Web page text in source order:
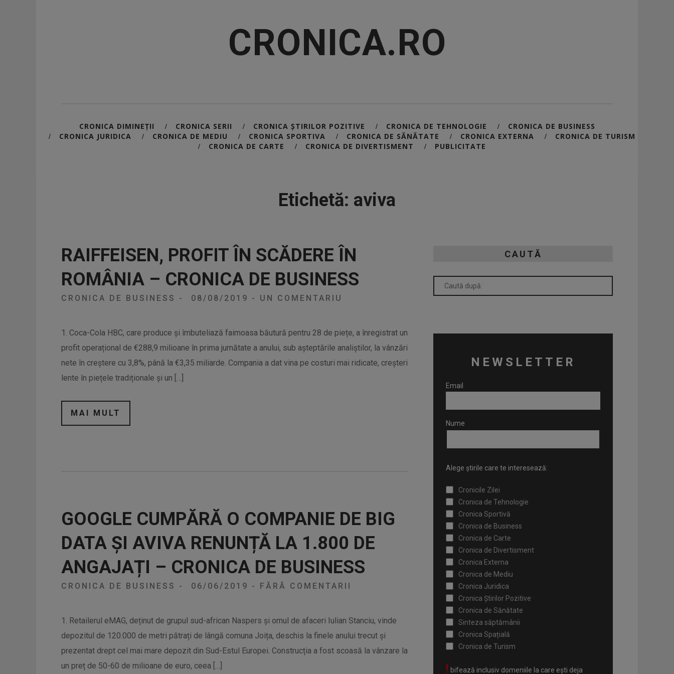
CRONICA.RO
CRONICA DIMINEȚII / CRONICA SERII / CRONICA ȘTIRILOR POZITIVE / CRONICA DE TEHNOLOGIE / CRONICA DE BUSINESS
/ CRONICA JURIDICA / CRONICA DE MEDIU / CRONICA SPORTIVA / CRONICA DE SĂNĂTATE / CRONICA EXTERNA / CRONICA DE TURISM
/ CRONICA DE CARTE / CRONICA DE DIVERTISMENT / PUBLICITATE
Etichetă: aviva
RAIFFEISEN, PROFIT ÎN SCĂDERE ÎN
ROMÂNIA – CRONICA DE BUSINESS
CRONICA DE BUSINESS - 08/08/2019 - UN COMENTARIU
1. Coca-Cola HBC, care produce și îmbuteliază faimoasa băutură pentru 28 de piețe, a înregistrat un
profit operațional de €288,9 milioane în prima jumătate a anului, sub așteptările analiștilor, la vânzări
nete în creștere cu 3,8%, până la €3,35 miliarde. Compania a dat vina pe costuri mai ridicate, creșteri
lente în piețele tradiționale și un […]
MAI MULT
GOOGLE CUMPĂRĂ O COMPANIE DE BIG
DATA ȘI AVIVA RENUNȚĂ LA 1.800 DE
ANGAJAȚI – CRONICA DE BUSINESS
CRONICA DE BUSINESS - 06/06/2019 - FĂRĂ COMENTARII
1. Retailerul eMAG, deținut de grupul sud-african Naspers și omul de afaceri Iulian Stanciu, vinde
depozitul de 120.000 de metri pătrați de lângă comuna Joița, deschis la finele anului trecut și
prezentat drept cel mai mare depozit din Sud-Estul Europei. Construcția a fost scoasă la vânzare la
un preț de 50-60 de milioane de euro, ceea […]
CAUTĂ
NEWSLETTER
Email
Nume
Alege știrile care te interesează:
Cronicile Zilei
Cronica de Tehnologie
Cronica Sportivă
Cronica de Business
Cronica de Carte
Cronica de Divertisment
Cronica Externa
Cronica de Mediu
Cronica Juridica
Cronica Știrilor Pozitive
Cronica de Sănătate
Sinteza săptămânii
Cronica Spațială
Cronica de Turism
! bifează inclusiv domeniile la care ești deja